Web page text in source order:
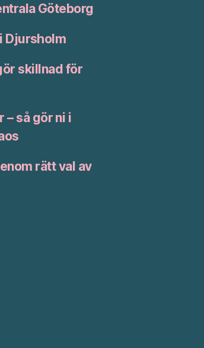
Göteborg
Djursholm
skillnad för
så gör ni i
rätt val av